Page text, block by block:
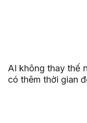
AI không thay thế
có thêm thời gian